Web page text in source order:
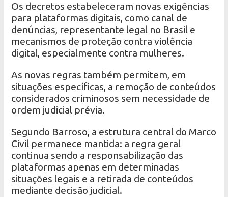
Os decretos estabeleceram novas exigências
para plataformas digitais, como canal de
denúncias, representante legal no Brasil e
mecanismos de proteção contra violência
digital, especialmente contra mulheres.
As novas regras também permitem, em
situações específicas, a remoção de conteúdos
considerados criminosos sem necessidade de
ordem judicial prévia.
Segundo Barroso, a estrutura central do Marco
Civil permanece mantida: a regra geral
continua sendo a responsabilização das
plataformas apenas em determinadas
situações legais e a retirada de conteúdos
mediante decisão judicial.